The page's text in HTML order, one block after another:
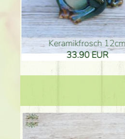
Keramikfrosch 12cm
33.90 EUR